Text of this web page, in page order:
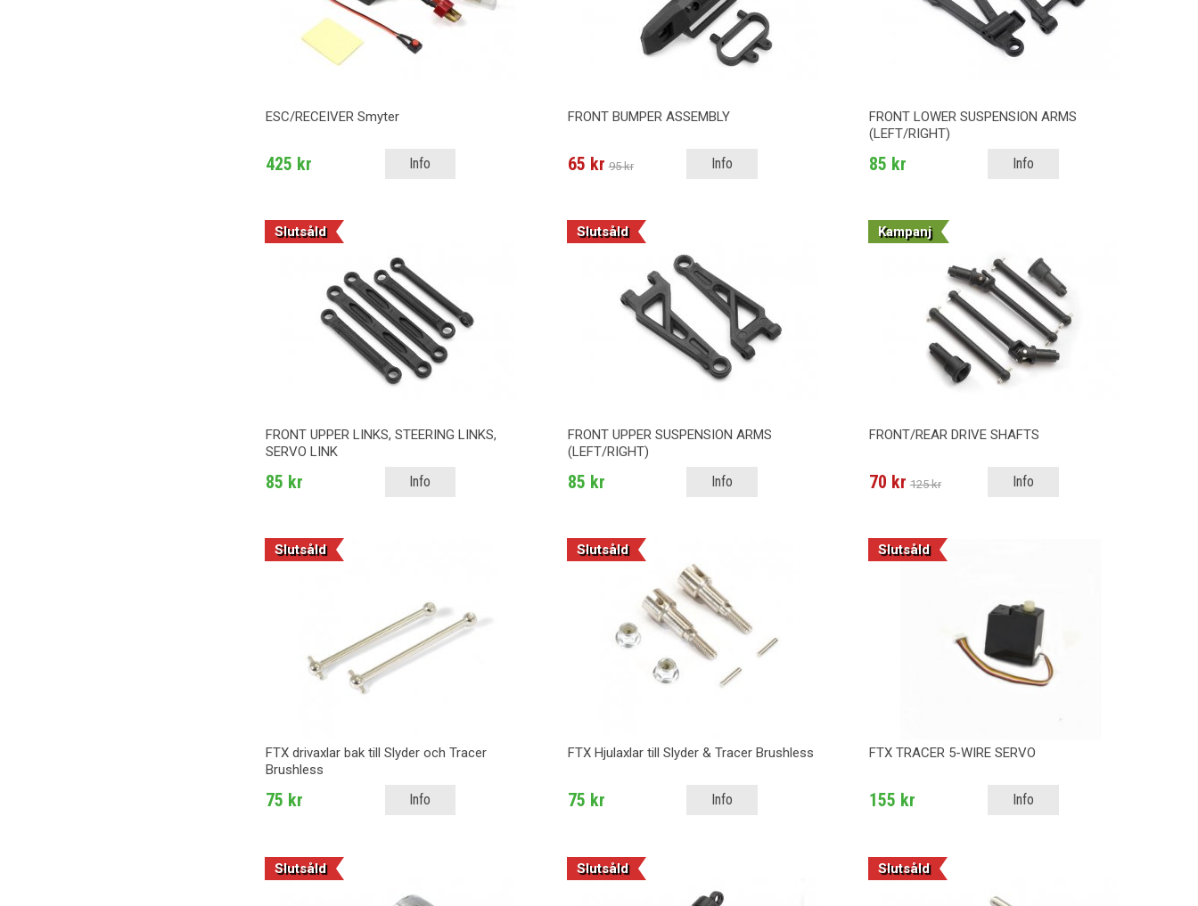
ESC/RECEIVER Smyter
425 kr Info
FRONT BUMPER ASSEMBLY
65 kr 95 kr Info
FRONT LOWER SUSPENSION ARMS
(LEFT/RIGHT)
85 kr Info
Slutsåld
FRONT UPPER LINKS, STEERING LINKS,
SERVO LINK
85 kr Info
Slutsåld
FRONT UPPER SUSPENSION ARMS
(LEFT/RIGHT)
85 kr Info
Kampanj
FRONT/REAR DRIVE SHAFTS
70 kr 125 kr Info
Slutsåld
FTX drivaxlar bak till Slyder och Tracer
Brushless
75 kr Info
Slutsåld
FTX Hjulaxlar till Slyder & Tracer Brushless
75 kr Info
Slutsåld
FTX TRACER 5-WIRE SERVO
155 kr Info
Slutsåld Slutsåld Slutsåld